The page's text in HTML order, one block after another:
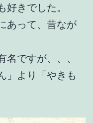
好きでした。
あって、昔なが
名ですが、、、
」より「やきも